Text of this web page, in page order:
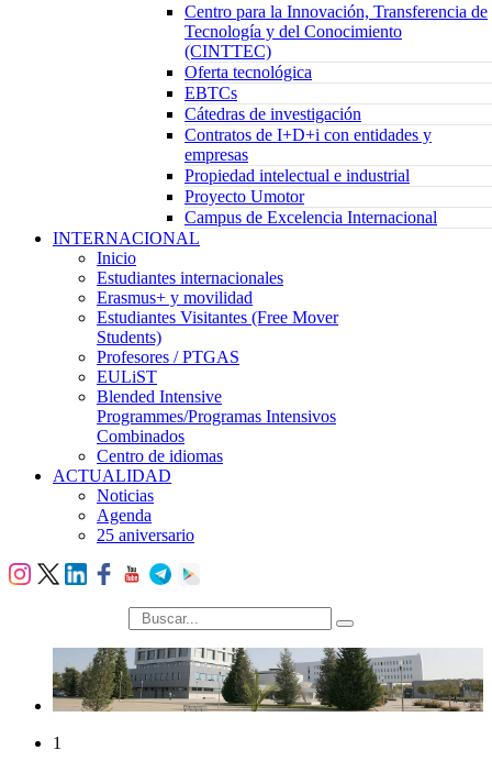
Centro para la Innovación, Transferencia de
Tecnología y del Conocimiento
(CINTTEC)
Oferta tecnológica
EBTCs
Cátedras de investigación
Contratos de I+D+i con entidades y
empresas
Propiedad intelectual e industrial
Proyecto Umotor
Campus de Excelencia Internacional
INTERNACIONAL
Inicio
Estudiantes internacionales
Erasmus+ y movilidad
Estudiantes Visitantes (Free Mover
Students)
Profesores / PTGAS
EULiST
Blended Intensive
Programmes/Programas Intensivos
Combinados
Centro de idiomas
ACTUALIDAD
Noticias
Agenda
25 aniversario
búsqueda
1